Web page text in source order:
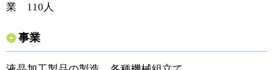
業 110人
事業